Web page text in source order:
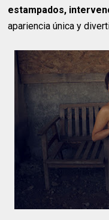
estampados,
apariencia única y